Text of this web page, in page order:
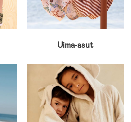
Uima-asut